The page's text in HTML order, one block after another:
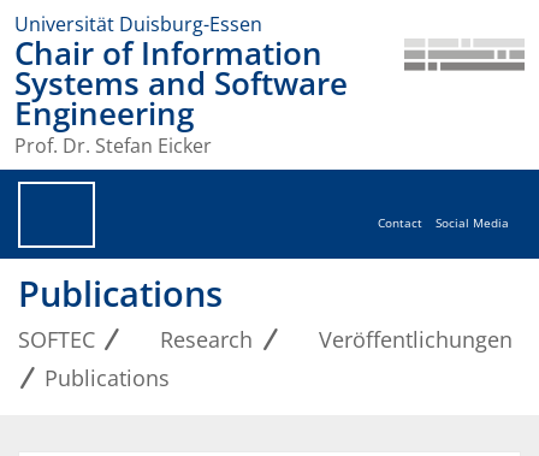
Universität Duisburg-Essen
Chair of Information
Systems and Software
Engineering
Prof. Dr. Stefan Eicker
Contact Social Media
Publications
SOFTEC Research
Veröffentlichungen
Publications